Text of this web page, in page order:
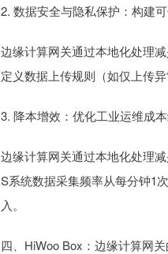
2. 数据安全与隐私保护：构建
边缘计算网关通过本地化处理
定义数据上传规则（如仅上传
3. 降本增效：优化工业运维成
边缘计算网关通过本地化处理
S系统数据采集频率从每分钟1
入。
四、HiWoo Box：边缘计算网